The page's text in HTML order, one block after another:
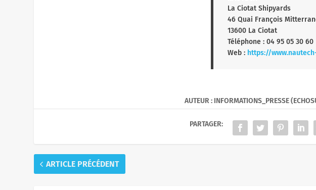
La Ciotat Shipyards
46 Quai François
13600 La Ciotat
Téléphone : 04 95 05 30 60
Web : https://
AUTEUR : INFORMATIONS_PRESSE
PARTAGER:
ARTICLE PRÉCÉDENT